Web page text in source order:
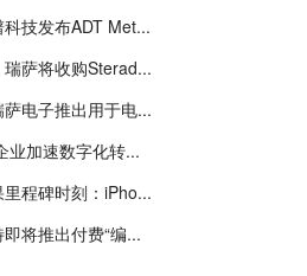
技发布ADT Met...
瑞萨将收购Sterad...
电子推出用于电...
业加速数字化转...
程碑时刻：iPho...
将推出付费“编...